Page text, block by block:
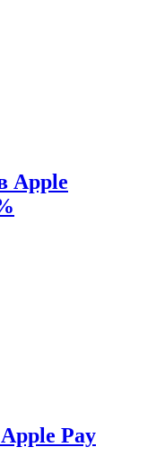
Apple
Pay